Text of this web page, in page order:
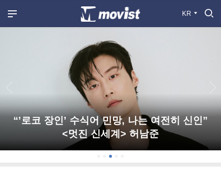
KR
“’로코 장인’ 수식어 민망, 나는 여전히 신인”
<멋진 신세계> 허남준